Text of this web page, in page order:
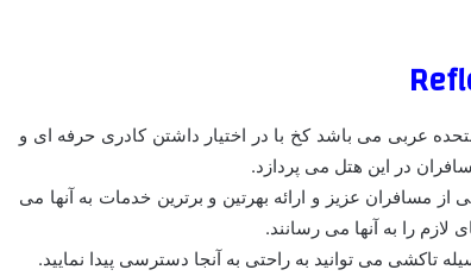
امارات متحده عربی می باشد کخ با در اختیار داشتن کادری حرفه ای و
در این هتل می پردازد.
از مسافران عزیز و ارائه بهرتین و برترین خدمات به آنها می
را به آنها می رسانند.